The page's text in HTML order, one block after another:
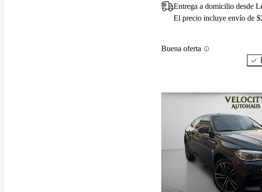
Entrega a domicilio desde
El precio incluye envío de
Buena oferta